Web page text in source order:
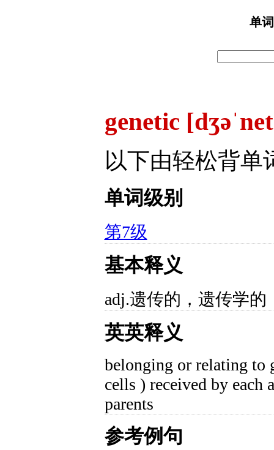
单
genetic
以下由轻松背单
单词级别
第7级
基本释义
adj.遗传的，遗传学的
英英释义
belonging or relating to
cells ) received by
parents
参考例句